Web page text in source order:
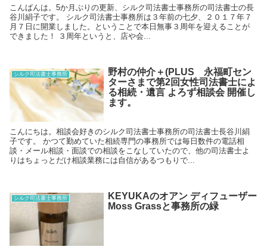
こんばんは。5か月ぶりの更新、シルク司法書士事務所の司法書士の長
谷川絹子です。 シルク司法書士事務所は３年前の七夕、２０１７年７
月７日に開業しました。ということで本日無事３周年を迎えることが
できました！ ３周年というと、店や会...
シルク司法書士事務所
野村の仲介＋(PLUS 永福町セン
ターさまで第2回女性司法書士によ
る相続・遺言 よろず相談会 開催し
ます。
こんにちは。相談会好きのシルク司法書士事務所の司法書士長谷川絹
子です。 かつて勤めていた相続専門の事務所では毎日数件の電話相
談・メール相談・面談での相談をこなしていたので、他の司法書士よ
りはちょっとだけ相談業務には自信があるつもりで...
シルク司法書士事務所
KEYUKAのオアン ディフューザー
Moss Grassと事務所の緑